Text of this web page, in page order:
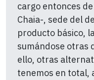
cargo entonces
Chaia-, sede del
producto básico,
sumándose otras
ello, otras
tenemos en total,